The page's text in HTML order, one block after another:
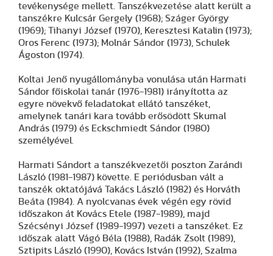
tevékenysége mellett. Tanszékvezetése alatt került a
tanszékre Kulcsár Gergely (1968); Száger György
(1969); Tihanyi József (1970), Keresztesi Katalin (1973);
Oros Ferenc (1973); Molnár Sándor (1973), Schulek
Ágoston (1974).
Koltai Jenő nyugállományba vonulása után Harmati
Sándor főiskolai tanár (1976-1981) irányította az
egyre növekvő feladatokat ellátó tanszéket,
amelynek tanári kara tovább erősödött Skumal
András (1979) és Eckschmiedt Sándor (1980)
személyével.
Harmati Sándort a tanszékvezetői poszton Zarándi
László (1981-1987) követte. E periódusban vált a
tanszék oktatójává Takács László (1982) és Horváth
Beáta (1984). A nyolcvanas évek végén egy rövid
időszakon át Kovács Etele (1987-1989), majd
Szécsényi József (1989-1997) vezeti a tanszéket. Ez
időszak alatt Vágó Béla (1988), Radák Zsolt (1989),
Sztipits László (1990), Kovács István (1992), Szalma